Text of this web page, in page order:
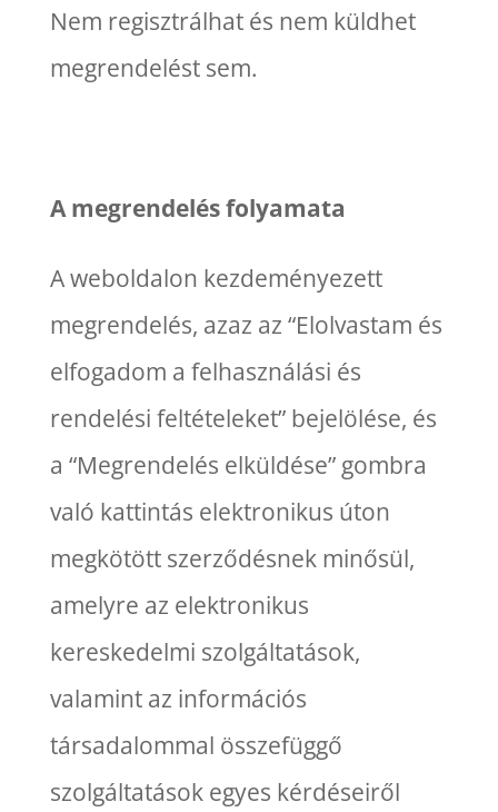
Nem regisztrálhat és nem küldhet
megrendelést sem.
A megrendelés folyamata
A weboldalon kezdeményezett
megrendelés, azaz az “Elolvastam és
elfogadom a felhasználási és
rendelési feltételeket” bejelölése, és
a “Megrendelés elküldése” gombra
való kattintás elektronikus úton
megkötött szerződésnek minősül,
amelyre az elektronikus
kereskedelmi szolgáltatások,
valamint az információs
társadalommal összefüggő
szolgáltatások egyes kérdéseiről